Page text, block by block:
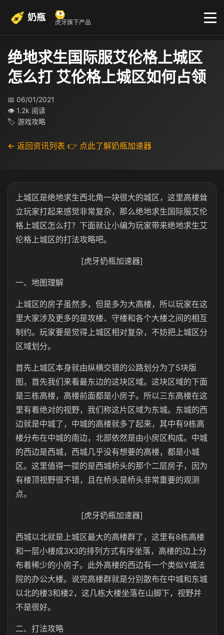
奶瓶 虎牙旗下产品
绝地求生国际服艾伦格上城区
怎么打 艾伦格上城区如何占领
📅 06/01/2021
👁 1.2k 阅读
🏷 游戏攻略
← 返回资讯列表 👉 点此了解奶瓶加速器
上城区是绝地求生西北角一块很大的城区，这里高楼耸
立玩家打起来感觉非常复杂，那么绝地求生国际服艾伦
格上城区怎么打？下面就让小编为玩家带来绝地求生艾
伦格上城区的打法攻略吧。
[虎牙奶瓶加速器]
一、地图理解
上城区的房子虽然多，但是多为大高楼，所以玩家在这
里大家涉及更多的是攻楼、守楼和各个大楼之间的相互
制约。玩家要是觉得上城区相对复杂，不妨把上城区分
区域划分。
首先上城区本身就由纵横交错的公路划分为了5块版
图，首先我们来看最东边的这块区域。这块区域的下面
是三栋高楼，高楼前面都是小房子。所以三东高楼在这
里有着绝对的视野，我们称这片区域为东城。东城的西
边就是中城了，中城的高楼就多了起来，其中有9栋高
楼分布在中城的南边，北部依然是由小房区构成。中城
的西边是西城，西城几乎没有想要的高楼，都是小城
区。这里值得一提的是西城桥头的那个二层房子，因为
有楼顶视野很不错，且在桥头是桥头非常重要的观测
点。
[虎牙奶瓶加速器]
西城以北就是上城区最大的高楼群了，这里有8栋高楼
和一层小楼成3X3的排列方式有序坐落，高楼的边上分
布着稀少的小房子。此外高楼的西边有一个类似Y城法
院的办公大楼。说完高楼群就是分别散布在中城和东城
以北的楼3和楼2，这几栋大楼坐落在山脚下，视野并
不是很好。
二、打法攻略